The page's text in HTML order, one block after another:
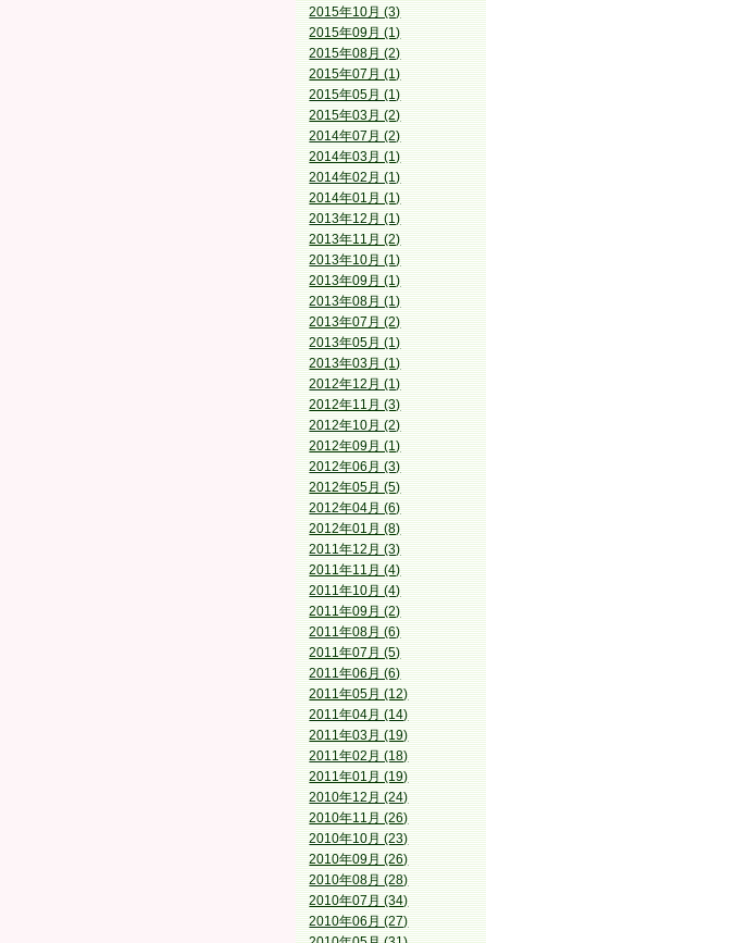
2015年10月 (3)
2015年09月 (1)
2015年08月 (2)
2015年07月 (1)
2015年05月 (1)
2015年03月 (2)
2014年07月 (2)
2014年03月 (1)
2014年02月 (1)
2014年01月 (1)
2013年12月 (1)
2013年11月 (2)
2013年10月 (1)
2013年09月 (1)
2013年08月 (1)
2013年07月 (2)
2013年05月 (1)
2013年03月 (1)
2012年12月 (1)
2012年11月 (3)
2012年10月 (2)
2012年09月 (1)
2012年06月 (3)
2012年05月 (5)
2012年04月 (6)
2012年01月 (8)
2011年12月 (3)
2011年11月 (4)
2011年10月 (4)
2011年09月 (2)
2011年08月 (6)
2011年07月 (5)
2011年06月 (6)
2011年05月 (12)
2011年04月 (14)
2011年03月 (19)
2011年02月 (18)
2011年01月 (19)
2010年12月 (24)
2010年11月 (26)
2010年10月 (23)
2010年09月 (26)
2010年08月 (28)
2010年07月 (34)
2010年06月 (27)